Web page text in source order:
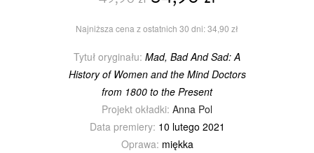
Najniższa cena z ostatnich 30 dni: 34,90 zł
Tytuł oryginału: Mad, Bad And Sad: A
History of Women and the Mind Doctors
from 1800 to the Present
Projekt okładki: Anna Pol
Data premiery: 10 lutego 2021
Oprawa: miękka